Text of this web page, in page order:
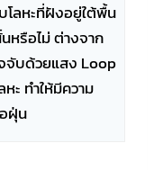
ลหะที่ฝังอยู่ใต้พื้น
หรือไม่ ต่างจาก
จับด้วยแสง Loop
ทำให้มีความ
ฝุ่น